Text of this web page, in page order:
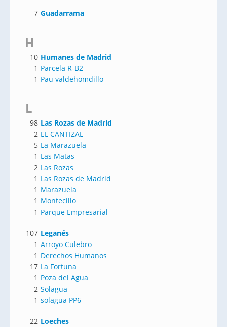
7 Guadarrama
H
10 Humanes de Madrid
1 Parcela R-B2
1 Pau valdehomdillo
L
98 Las Rozas de Madrid
2 EL CANTIZAL
5 La Marazuela
1 Las Matas
2 Las Rozas
1 Las Rozas de Madrid
1 Marazuela
1 Montecillo
1 Parque Empresarial
107 Leganés
1 Arroyo Culebro
1 Derechos Humanos
17 La Fortuna
1 Poza del Agua
2 Solagua
1 solagua PP6
22 Loeches